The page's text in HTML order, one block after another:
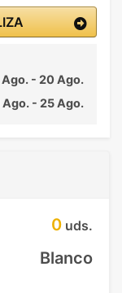
Ago. - 20 Ago.
Ago. - 25 Ago.
0 uds.
Blanco